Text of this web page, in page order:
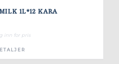
1L*12 KARA
inn for pris